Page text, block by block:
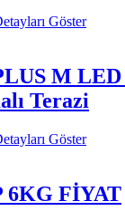
Göster
M
Terazi
Göster
6KG FİYAT